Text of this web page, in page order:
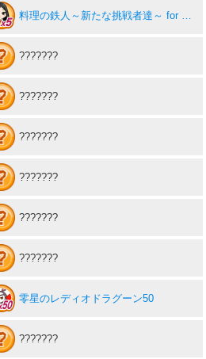
料理の鉄人～新たな挑戦者達～ for ゲソてん5
???????
???????
???????
???????
???????
???????
零星のレディオドラグーン50
???????